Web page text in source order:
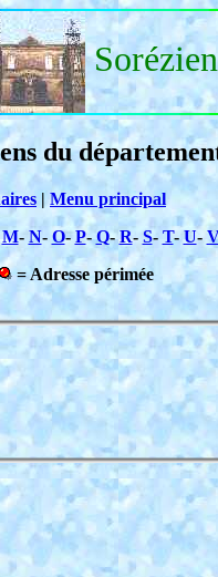
du
| Menu principal
M- N- O-P-Q-R- S- T-U- V
= Adresse périmée